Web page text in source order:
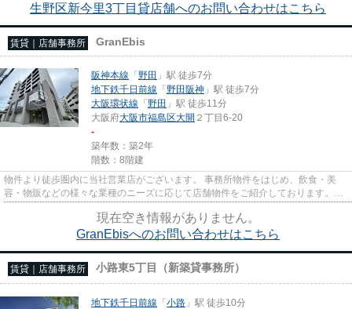
生野区新今里3丁目貸店舗へのお問い合わせはこちら
賃貸｜店舗事務所 GranEbis
阪神本線 「野田 」駅 徒歩7分
地下鉄千日前線 「野田阪神 」駅 徒歩7分
大阪環状線 「野田 」駅 徒歩11分
大阪府大阪市福島区大開 ２丁目6-20
-
築年数：築2年
階数：8階建
物件より徒歩圏内に当社営業店がございます。 事務所物件をはじめ、飲食・美
容・物販などの様々な業種のニーズに応じて店舗物件をご紹介しております。
尚、弊社ではおとり広告は一切...
現在空き情報がありません。
GranEbisへのお問い合わせはこちら
賃貸｜店舗事務所 小路東5丁目（新築貸事務所）
地下鉄千日前線 「小路 」駅 徒歩10分